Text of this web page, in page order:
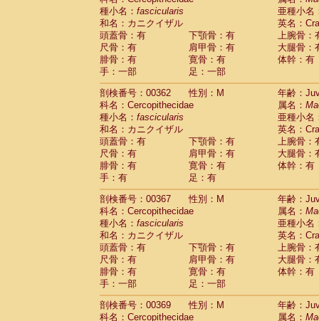
種小名： fascicularis
亜種小名
和名：カニクイザル
英名：
頭蓋骨：有
下顎骨：有
上腕骨：
尺骨：有
肩甲骨：有
大腿骨：
腓骨：有
寛骨：有
体幹：有
手：一部
足：一部
剖検番号：00362
性別：M
年齢：
科名：Cercopithecidae
属名：
種小名： fascicularis
亜種小名
和名：カニクイザル
英名：
頭蓋骨：有
下顎骨：有
上腕骨：
尺骨：有
肩甲骨：有
大腿骨：
腓骨：有
寛骨：有
体幹：有
手：有
足：有
剖検番号：00367
性別：M
年齢：
科名：Cercopithecidae
属名：
種小名： fascicularis
亜種小名
和名：カニクイザル
英名：
頭蓋骨：有
下顎骨：有
上腕骨：
尺骨：有
肩甲骨：有
大腿骨：
腓骨：有
寛骨：有
体幹：有
手：一部
足：一部
剖検番号：00369
性別：M
年齢：
科名：Cercopithecidae
属名：